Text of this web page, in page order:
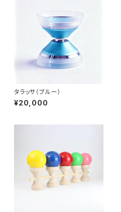
タラッサ（ブルー）
¥20,000